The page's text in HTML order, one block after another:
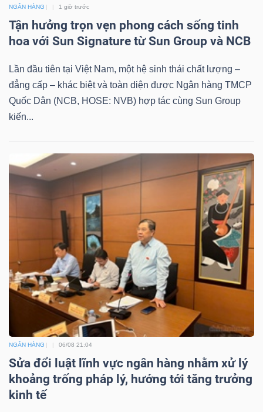
NGÂN HÀNG 1 giờ trước
Tận hưởng trọn vẹn phong cách sống tinh
hoa với Sun Signature từ Sun Group và NCB
Lần đầu tiên tại Việt Nam, một hệ sinh thái chất lượng –
đẳng cấp – khác biệt và toàn diện được Ngân hàng TMCP
Quốc Dân (NCB, HOSE: NVB) hợp tác cùng Sun Group
kiến...
NGÂN HÀNG 06/08 21:04
Sửa đổi luật lĩnh vực ngân hàng nhằm xử lý
khoảng trống pháp lý, hướng tới tăng trưởng
kinh tế